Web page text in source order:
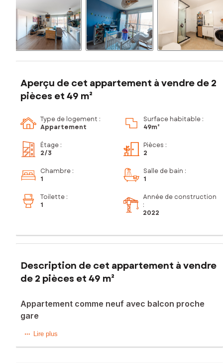
Aperçu de cet appartement à vendre de 2
pièces et 49 m²
Type de logement :
Appartement
Surface habitable :
49m²
Étage :
2/3
Pièces :
2
Chambre :
1
Salle de bain :
1
Toilette :
1
Année de construction
:
2022
Description de cet appartement à vendre
de 2 pièces et 49 m²
Appartement comme neuf avec balcon proche
gare
Appartement neuf proche gare au deuxième étage d'un
Lire plus